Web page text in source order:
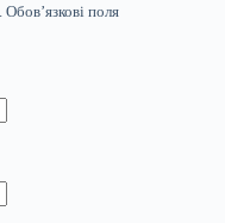
Обов’язкові поля